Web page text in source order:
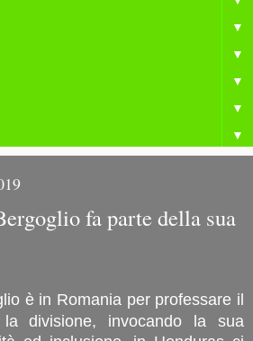
▼
▼
▼
▼
▼
fa parte della sua
è in Romania per professare il
divisione, invocando la sua